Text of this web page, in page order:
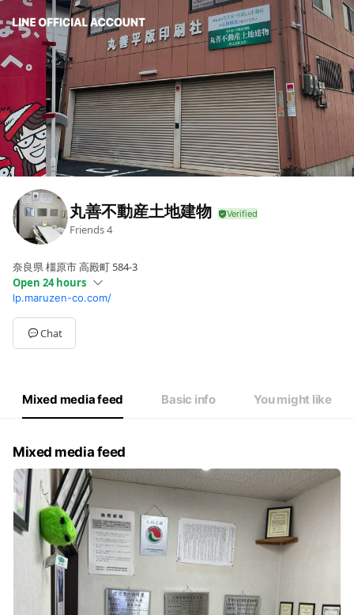
丸善不動産土地建物
Friends4
奈良県 橿原市 高殿町 584-3
Open 24 hours
Sun00:00 - 00:00,00:00 - 00:00
Mon10:00 - 17:00
Tue10:00 - 17:00
Wed10:00 - 17:00
00:00 - 00:00,00:00 - 00:00
lp.maruzen-co.com/
Chat
Mixed media feed Basic info You might like
Mixed media feed